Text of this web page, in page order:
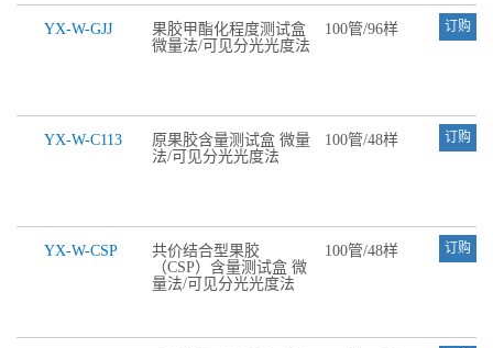
YX-W-GJJ
果胶甲酯化程度测试盒
微量法/可见分光光度法
100管/96样 订购
YX-W-C113
原果胶含量测试盒 微量
法/可见分光光度法
100管/48样 订购
YX-W-CSP
共价结合型果胶
（CSP）含量测试盒 微
量法/可见分光光度法
100管/48样 订购